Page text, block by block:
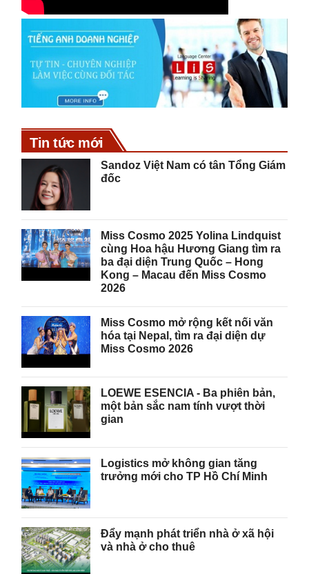
Tin tức mới
Sandoz Việt Nam có tân Tổng Giám
đốc
Miss Cosmo 2025 Yolina Lindquist
cùng Hoa hậu Hương Giang tìm ra
ba đại diện Trung Quốc – Hong
Kong – Macau đến Miss Cosmo
2026
Miss Cosmo mở rộng kết nối văn
hóa tại Nepal, tìm ra đại diện dự
Miss Cosmo 2026
LOEWE ESENCIA - Ba phiên bản,
một bản sắc nam tính vượt thời
gian
Logistics mở không gian tăng
trưởng mới cho TP Hồ Chí Minh
Đẩy mạnh phát triển nhà ở xã hội
và nhà ở cho thuê